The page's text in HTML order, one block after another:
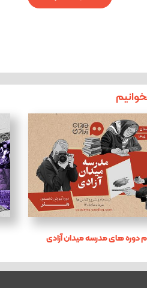
دوره های مدرسه میدان آزادی